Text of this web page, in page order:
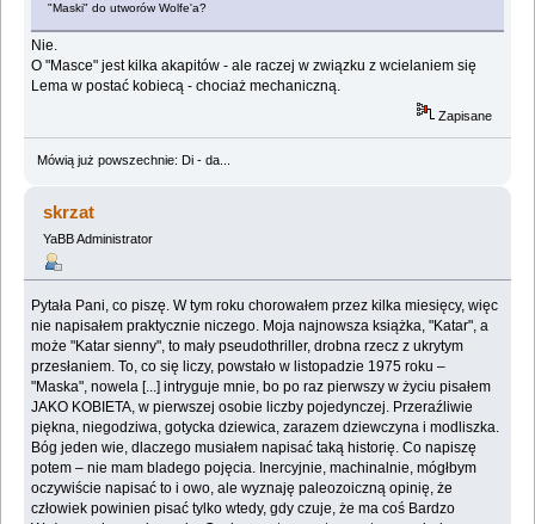
"Maski" do utworów Wolfe'a?
Nie.
O "Masce" jest kilka akapitów - ale raczej w związku z wcielaniem się
Lema w postać kobiecą - chociaż mechaniczną.
Zapisane
Mówią już powszechnie: Di - da...
skrzat
YaBB Administrator
Pytała Pani, co piszę. W tym roku chorowałem przez kilka miesięcy, więc
nie napisałem praktycznie niczego. Moja najnowsza książka, "Katar", a
może "Katar sienny", to mały pseudothriller, drobna rzecz z ukrytym
przesłaniem. To, co się liczy, powstało w listopadzie 1975 roku –
"Maska", nowela [...] intryguje mnie, bo po raz pierwszy w życiu pisałem
JAKO KOBIETA, w pierwszej osobie liczby pojedynczej. Przeraźliwie
piękna, niegodziwa, gotycka dziewica, zarazem dziewczyna i modliszka.
Bóg jeden wie, dlaczego musiałem napisać taką historię. Co napiszę
potem – nie mam bladego pojęcia. Inercyjnie, machinalnie, mógłbym
oczywiście napisać to i owo, ale wyznaję paleozoiczną opinię, że
człowiek powinien pisać tylko wtedy, gdy czuje, że ma coś Bardzo